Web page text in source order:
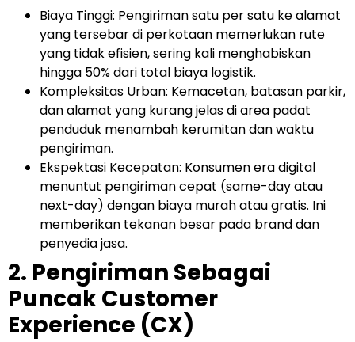
Biaya Tinggi: Pengiriman satu per satu ke alamat
yang tersebar di perkotaan memerlukan rute
yang tidak efisien, sering kali menghabiskan
hingga 50% dari total biaya logistik.
Kompleksitas Urban: Kemacetan, batasan parkir,
dan alamat yang kurang jelas di area padat
penduduk menambah kerumitan dan waktu
pengiriman.
Ekspektasi Kecepatan: Konsumen era digital
menuntut pengiriman cepat (same-day atau
next-day) dengan biaya murah atau gratis. Ini
memberikan tekanan besar pada brand dan
penyedia jasa.
2. Pengiriman Sebagai
Puncak Customer
Experience (CX)